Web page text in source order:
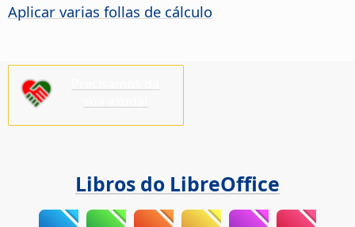
Aplicar varias follas de cálculo
Libros do LibreOffice